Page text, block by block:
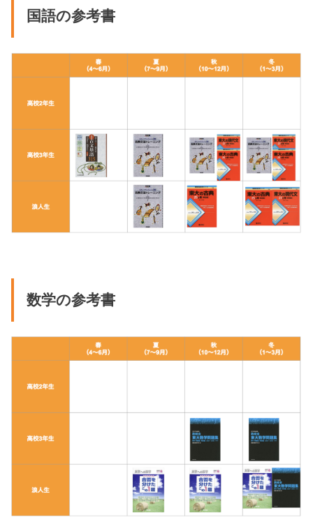
国語の参考書
数学の参考書